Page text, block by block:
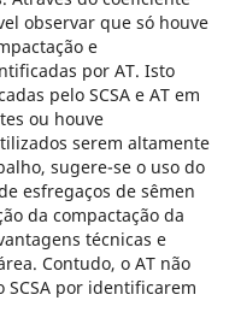
observar que só houve
e
por AT. Isto
pelo SCSA e AT em
ou houve
serem altamente
sugere-se o uso do
esfregaços de sêmen
da compactação da
técnicas e
Contudo, o AT não
por identificarem